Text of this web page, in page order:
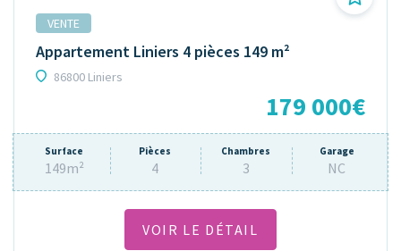
VENTE
Appartement Liniers 4 pièces 149 m²
86800 Liniers
179 000€
Surface
149m²
Pièces
4
Chambres
3
Garage
NC
VOIR LE DÉTAIL